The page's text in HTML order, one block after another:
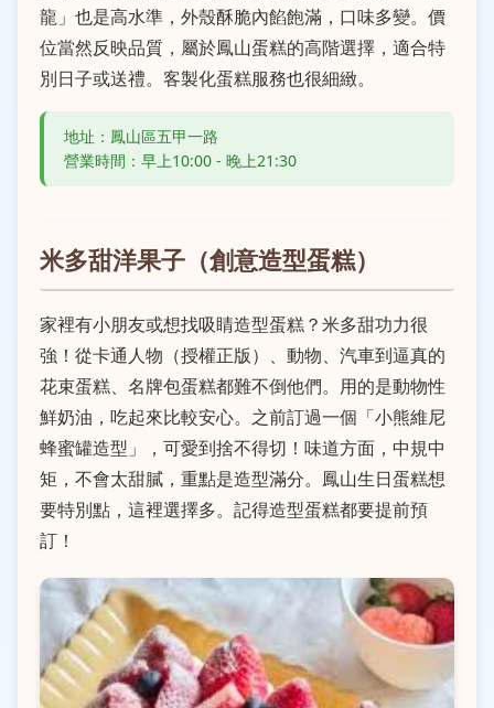
龍」也是高水準，外殼酥脆內餡飽滿，口味多變。價
位當然反映品質，屬於鳳山蛋糕的高階選擇，適合特
別日子或送禮。客製化蛋糕服務也很細緻。
地址：鳳山區五甲一路
營業時間：早上10:00 - 晚上21:30
米多甜洋果子（創意造型蛋糕）
家裡有小朋友或想找吸睛造型蛋糕？米多甜功力很
強！從卡通人物（授權正版）、動物、汽車到逼真的
花束蛋糕、名牌包蛋糕都難不倒他們。用的是動物性
鮮奶油，吃起來比較安心。之前訂過一個「小熊維尼
蜂蜜罐造型」，可愛到捨不得切！味道方面，中規中
矩，不會太甜膩，重點是造型滿分。鳳山生日蛋糕想
要特別點，這裡選擇多。記得造型蛋糕都要提前預
訂！